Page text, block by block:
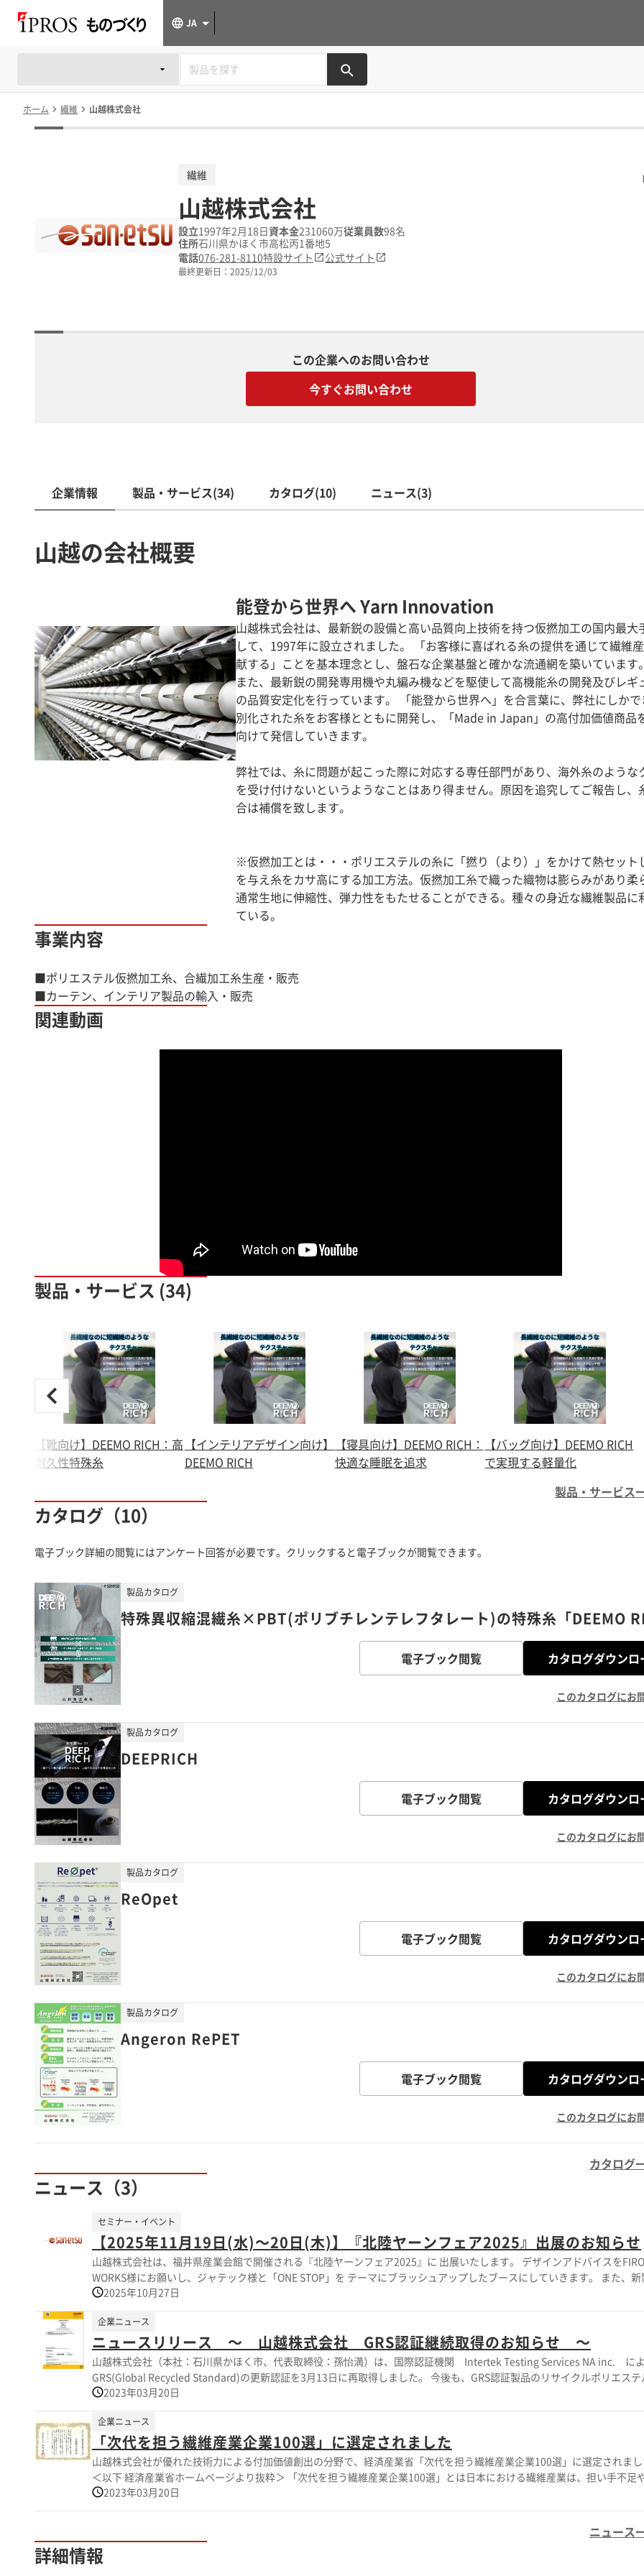
JA
ホーム 繊維 山越株式会社
繊維
山越株式会社
設立1997年2月18日資本金231060万従業員数98名
住所石川県かほく市高松丙1番地5
電話076-281-8110特設サイト 公式サイト
最終更新日： 2025/12/03
この企業へのお問い合わせ
今すぐお問い合わせ
企業情報 製品・サービス(34) カタログ(10) ニュース(3)
山越の会社概要
能登から世界へ Yarn Innovation
山越株式会社は、最新鋭の設備と高い品質向上技術を持つ仮撚加工の国内最大
して、1997年に設立されました。 「お客様に喜ばれる糸の提供を通じて繊維
献する」ことを基本理念とし、盤石な企業基盤と確かな流通網を築いています
また、最新鋭の開発専用機や丸編み機などを駆使して高機能糸の開発及びレギ
の品質安定化を行っています。 「能登から世界へ」を合言葉に、弊社にしか
別化された糸をお客様とともに開発し、「Made in Japan」の高付加価値商品
向けて発信していきます。
弊社では、糸に問題が起こった際に対応する専任部門があり、海外糸のような
を受け付けないというようなことはあり得ません。原因を追究してご報告し、
合は補償を致します。
※仮撚加工とは・・・ポリエステルの糸に「撚り（より）」をかけて熱セット
を与え糸をカサ高にする加工方法。仮撚加工糸で織った織物は膨らみがあり柔
通常生地に伸縮性、弾力性をもたせることができる。種々の身近な繊維製品に
ている。
事業内容
■ポリエステル仮撚加工糸、合繊加工糸生産・販売
■カーテン、インテリア製品の輸入・販売
関連動画
製品・サービス (34)
【靴向け】DEEMO RICH：高
耐久性特殊糸
【インテリアデザイン向け】
DEEMO RICH
【寝具向け】DEEMO RICH：
快適な睡眠を追求
【バッグ向け】DEEMO RICH
で実現する軽量化
製品・サービス
カタログ（10）
電子ブック詳細の閲覧にはアンケート回答が必要です。クリックすると電子ブックが閲覧できます。
特殊異収縮混繊糸×PBT(ポリブチレンテレフタレート)の特殊糸「DEEMO
製品カタログ
電子ブック閲覧 カタログダウンロ
このカタログにお
DEEPRICH
製品カタログ
電子ブック閲覧 カタログダウンロ
このカタログにお
ReOpet
製品カタログ
電子ブック閲覧 カタログダウンロ
このカタログにお
Angeron RePET
製品カタログ
電子ブック閲覧 カタログダウンロ
このカタログにお
カタログ
ニュース（3）
【2025年11月19日(水)～20日(木)】『北陸ヤーンフェア2025』出展のお知らせ
セミナー・イベント
山越株式会社は、福井県産業会館で開催される『北陸ヤーンフェア2025』に 出展いたします。 デザインアドバイスをFIRO
WORKS様にお願いし、ジャテック様と「ONE STOP」を テーマにブラッシュアップしたブースにしていきます。 また、新製品
の「DEEMORICH(ディモリッチ)」の発表展示を予定しております。 ぜひ、お立ち寄りください。
2025年10月27日
ニュースリリース ～ 山越株式会社 GRS認証継続取得のお知らせ ～
企業ニュース
山越株式会社（本社：石川県かほく市、代表取締役：孫怡満）は、国際認証機関 Intertek Testing Services NA inc.
GRS(Global Recycled Standard)の更新認証を3月13日に再取得しました。 今後も、GRS認証製品のリサイクルポリエステ
工糸を取扱いたします。 この度、厳正な審査を経て、社会や環境への配慮がありトレーサビリティーが確立された企業で
とが確認され、 GRS 認証を継続取得致しました。弊社は今後も、国内外のリサイクル原料を使用した商品開発・技術開発
的に進め、サスティナビリティ製品の提供を通して、広く社会に貢献してまいります。 〔本件に対する問い合わせ先〕 山越株式
会社 〒929-1215 石川県かほく市高松丙1番地５ 担当： 大木 真介 TEL：076-281-8110 Fax : 076-281-1888 E-mail ：
ooki@san-etsu.jp
2023年03月20日
「次代を担う繊維産業企業100選」に選定されました
企業ニュース
山越株式会社が優れた技術力による付加価値創出の分野で、経済産業省「次代を担う繊維産業企業100選」に選定されま
＜以下 経済産業省ホームページより抜粋＞ 「次代を担う繊維産業企業100選」とは日本における繊維産業は、担い手不足
生産拠点の増加（繊維産業における国内市場の輸入浸透率は数量ベースで98%）など、製造現場をめぐる環境は大きく変
います。また、新型コロナウイルスの感染拡大に伴う外出機会の減少などにより、多くの繊維関連企業では売り上げが減
います。また、近年、繊維産業に対しては、責任あるサプライチェーン管理やサーキュラーエコノミーの推進などのサス
リティへの対応が求められており、アパレル企業だけでなく、サプライチェーンを構成する様々な企業にも拡大していま
れた取組をしている企業が、周囲からの注目・関心を集め、さらなる新しい連携・製品開発等を推進することが可能とな
2023年03月20日
ニュース
詳細情報